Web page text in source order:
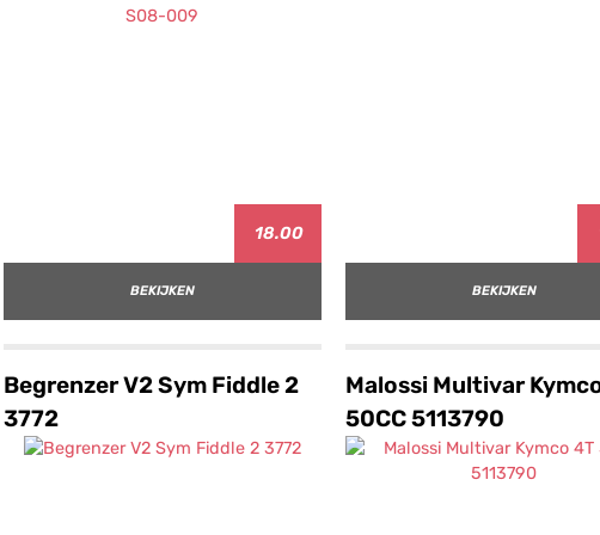
18.00
BEKIJKEN BEKIJKEN
Begrenzer V2 Sym Fiddle 2
3772
Malossi Multivar
50CC 5113790